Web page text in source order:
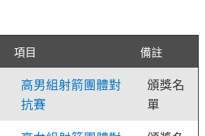
項目 備註
高男組射箭團體對
抗賽
頒獎名
單